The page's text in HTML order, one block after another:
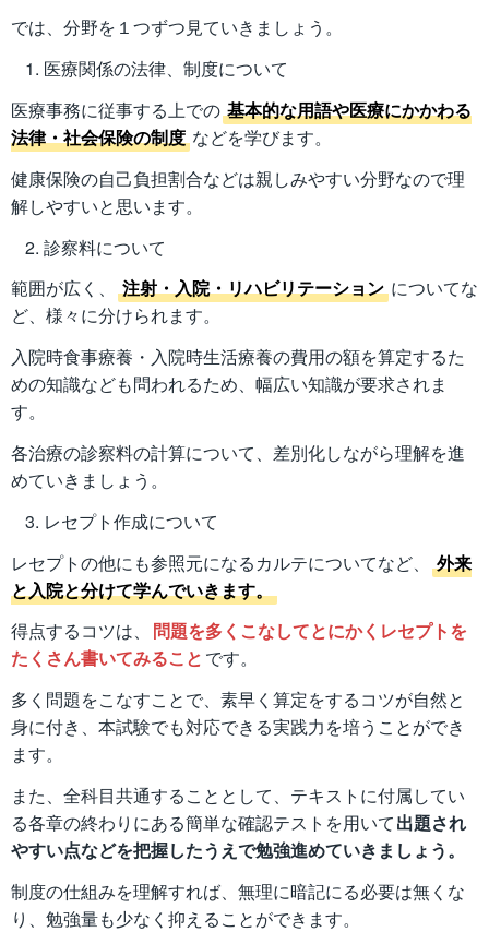
では、分野を１つずつ見ていきましょう。
医療関係の法律、制度について
医療事務に従事する上での 基本的な用語や医療にかかわる
法律・社会保険の制度 などを学びます。
健康保険の自己負担割合などは親しみやすい分野なので理
解しやすいと思います。
診察料について
範囲が広く、
注射・入院・リハビリテーション についてな
ど、様々に分けられます。
入院時食事療養・入院時生活療養の費用の額を算定するた
めの知識なども問われるため、幅広い知識が要求されま
す。
各治療の診察料の計算について、差別化しながら理解を進
めていきましょう。
レセプト作成について
レセプトの他にも参照元になるカルテについてなど、
外来
と入院と分けて学んでいきます。
得点するコツは、
問題を多くこなしてとにかくレセプトを
たくさん書いてみること です。
多く問題をこなすことで、素早く算定をするコツが自然と
身に付き、本試験でも対応できる実践力を培うことができ
ます。
また、全科目共通することとして、テキストに付属してい
る各章の終わりにある簡単な確認テストを用いて出題され
やすい点などを把握したうえで勉強進めていきましょう。
制度の仕組みを理解すれば、無理に暗記にる必要は無くな
り、勉強量も少なく抑えることができます。